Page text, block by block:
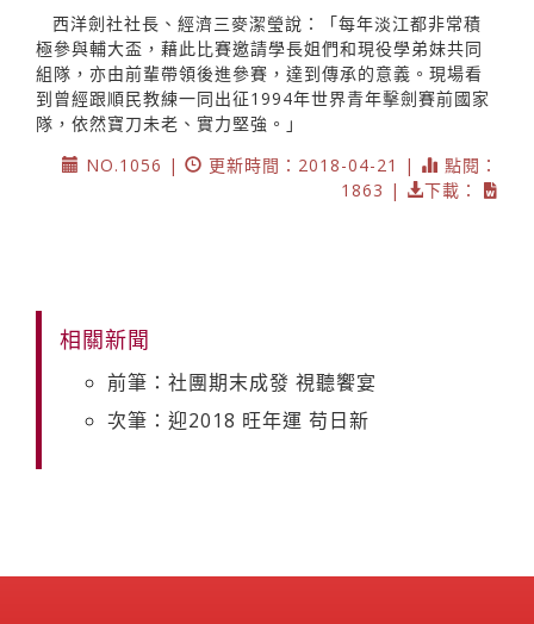
西洋劍社社長、經濟三麥潔瑩說：「每年淡江都非常積
極參與輔大盃，藉此比賽邀請學長姐們和現役學弟妹共同
組隊，亦由前輩帶領後進參賽，達到傳承的意義。現場看
到曾經跟順民教練一同出征1994年世界青年擊劍賽前國家
隊，依然寶刀未老、實力堅強。」
NO.1056 |
更新時間：2018-04-21 |
點閱：
1863 |
下載：
相關新聞
前筆：社團期末成發 視聽饗宴
次筆：迎2018 旺年運 苟日新